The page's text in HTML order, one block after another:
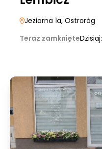
Jeziorna 1a, Ostroróg
Teraz zamknięteDzisiaj: